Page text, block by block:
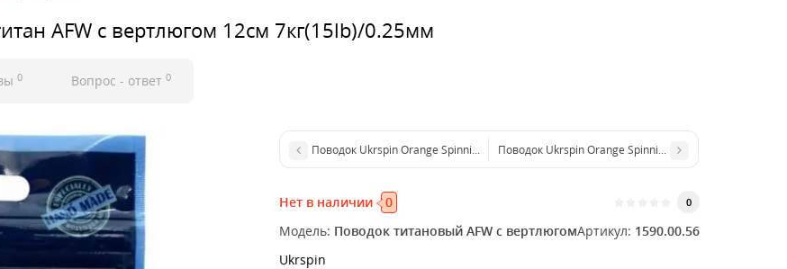
AFW с вертлюгом 12см 7кг(15lb)/0.25мм
0 Вопрос - ответ 0
Поводок Ukrspin Orange Spinning титан AFW с вертлюгом 12см 5кг(10lb)/0.21мм
Поводок Ukrspin Orange Spinning титан AFW с
Нет в наличии 0 0
Модель: Поводок титановый AFW c вертлюгомАртикул: 1590.00.56
Ukrspin